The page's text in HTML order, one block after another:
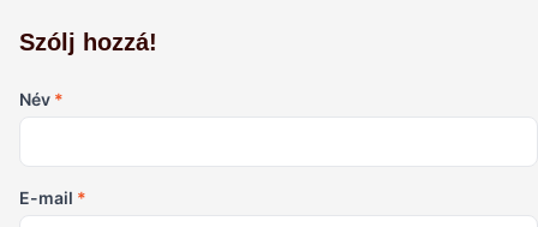
Szólj hozzá!
Név *
E-mail *